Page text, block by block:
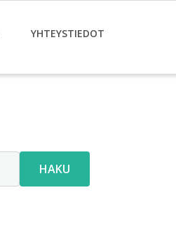
YHTEYSTIEDOT
HAKU